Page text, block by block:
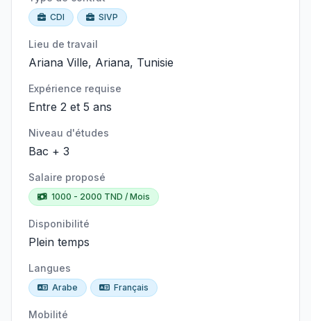
CDI SIVP
Lieu de travail
Ariana Ville, Ariana, Tunisie
Expérience requise
Entre 2 et 5 ans
Niveau d'études
Bac + 3
Salaire proposé
1000 - 2000 TND / Mois
Disponibilité
Plein temps
Langues
Arabe Français
Mobilité